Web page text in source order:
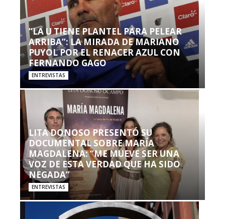
“LA U TIENE PLANTEL PARA PELEAR
ARRIBA”: LA MIRADA DE MARIANO
PUYOL POR EL RENACER AZUL CON
FERNANDO GAGO
ENTREVISTAS
LITA DONOSO PRESENTÓ SU
DOCUMENTAL SOBRE MARÍA
MAGDALENA: “ME MUEVE SER UNA
VOZ DE ESTA VERDAD QUE HA SIDO
NEGADA”
ENTREVISTAS